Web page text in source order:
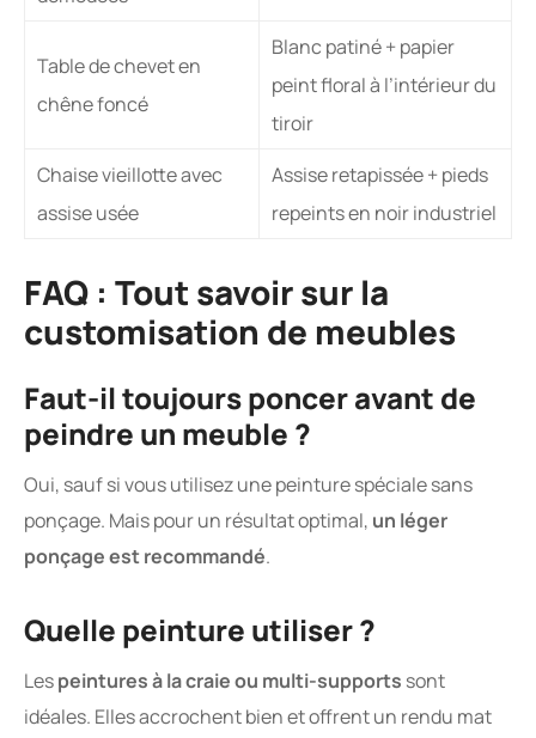
Table de chevet en
chêne foncé
Blanc patiné + papier
peint floral à l’intérieur du
tiroir
Chaise vieillotte avec
assise usée
Assise retapissée + pieds
repeints en noir industriel
FAQ : Tout savoir sur la
customisation de meubles
Faut-il toujours poncer avant de
peindre un meuble ?
Oui, sauf si vous utilisez une peinture spéciale sans
ponçage. Mais pour un résultat optimal, un léger
ponçage est recommandé.
Quelle peinture utiliser ?
Lespeintures à la craie ou multi-supports sont
idéales. Elles accrochent bien et offrent un rendu mat